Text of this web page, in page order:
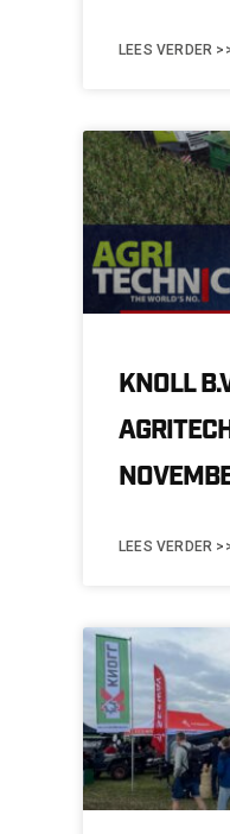
LEES VERDER
KNOLL
LEES VERDER